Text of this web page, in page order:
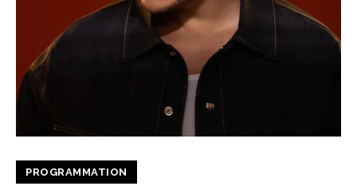
PROGRAMMATION